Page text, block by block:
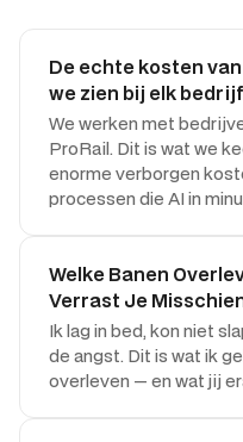
De echte kosten
we zien bij elk
We werken met
ProRail. Dit is wat we
enorme verborgen
processen die AI in
Welke Banen
Verrast Je
Ik lag in bed, kon niet
de angst. Dit is wat ik
overleven — en wat jij